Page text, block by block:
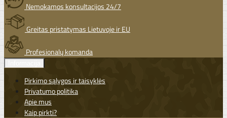
Nemokamos konsultacijos 24/7
Greitas pristatymas Lietuvoje ir EU
Profesionalų komanda
Pirkimo sąlygos ir taisyklės
Privatumo politika
Apie mus
Kaip pirkti?